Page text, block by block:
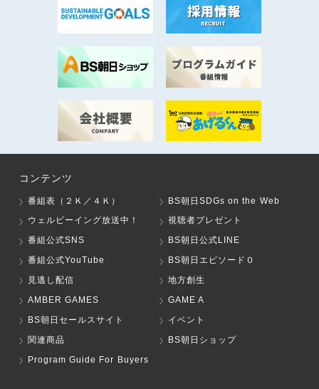
コンテンツ
番組表（２Ｋ／４Ｋ）
BS朝日SDGs on the Web
ウェルビーイング放送中！
視聴者プレゼント
番組公式SNS
BS朝日公式LINE
番組公式YouTube
BS朝日エピソード０
見逃し配信
地方創生
AMBER GAMES
GAME A
BS朝日セールスサイト
イベント
関連商品
BS朝日ショップ
Program Guide For Buyers